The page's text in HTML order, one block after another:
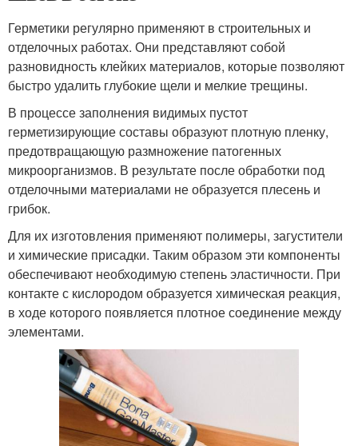
Герметики регулярно применяют в строительных и
отделочных работах. Они представляют собой
разновидность клейких материалов, которые позволяют
быстро удалить глубокие щели и мелкие трещины.
В процессе заполнения видимых пустот
герметизирующие составы образуют плотную пленку,
предотвращающую размножение патогенных
микроорганизмов. В результате после обработки под
отделочными материалами не образуется плесень и
грибок.
Для их изготовления применяют полимеры, загустители
и химические присадки. Таким образом эти компоненты
обеспечивают необходимую степень эластичности. При
контакте с кислородом образуется химическая реакция,
в ходе которого появляется плотное соединение между
элементами.